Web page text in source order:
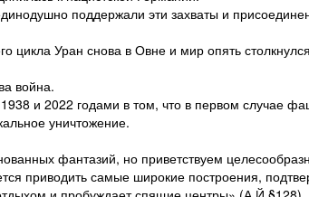
поддержали эти захваты и
цикла Уран снова в Овне и мир опять
война.
и 2022 годами в том, что в первом случае
уничтожение.
фантазий, но приветствуем
приводить самые широкие построения,